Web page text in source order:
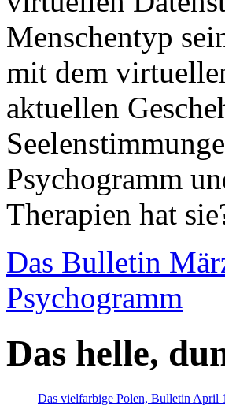
Menschentyp
mit dem
aktuellen
Psychogramm
Therapien hat
Das Bulletin
Psychogramm
Das helle,
Das vielfarbige Polen, Bulletin April